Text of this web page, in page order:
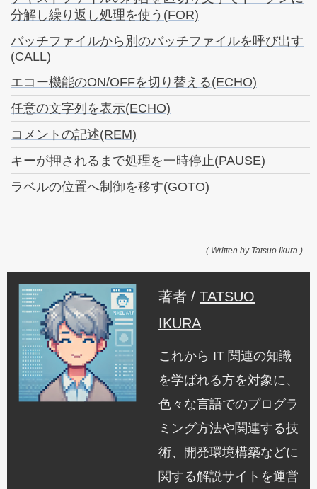
分解し繰り返し処理を使う(FOR)
バッチファイルから別のバッチファイルを呼び出す
(CALL)
エコー機能のON/OFFを切り替える(ECHO)
任意の文字列を表示(ECHO)
コメントの記述(REM)
キーが押されるまで処理を一時停止(PAUSE)
ラベルの位置へ制御を移す(GOTO)
( Written by Tatsuo Ikura )
著者 / TATSUO
IKURA
これから IT 関連の知識
を学ばれる方を対象に、
色々な言語でのプログラ
ミング方法や関連する技
術、開発環境構築などに
関する解説サイトを運営